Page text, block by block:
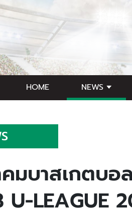
HOME NEWS
มบาสเกตบอ
U-LEAGUE